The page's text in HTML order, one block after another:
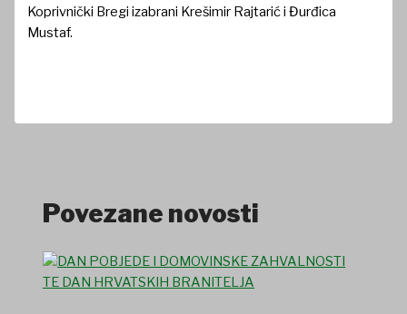
Koprivnički Bregi izabrani Krešimir Rajtarić i Đurđica
Mustaf.
Povezane novosti